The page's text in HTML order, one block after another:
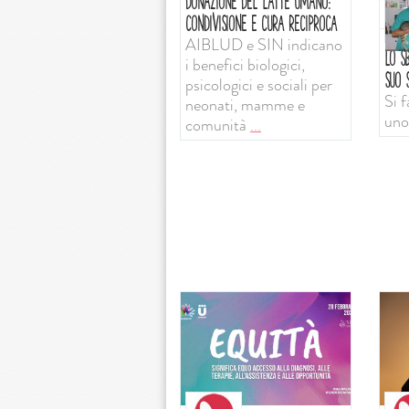
CONDIVISIONE E CURA RECIPROCA
AIBLUD e SIN indicano
i benefici biologici,
psicologici e sociali per
neonati, mamme e
comunità ...
LO
SUO
Si